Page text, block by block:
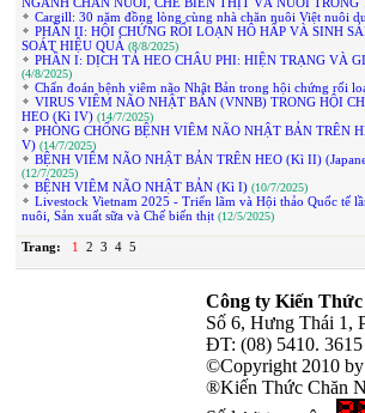
Cargill: 30 năm đồng lòng cùng nhà chăn nuôi Việt nuôi
PHẦN II: HỘI CHỨNG RỐI LOẠN HÔ HẤP VÀ SINH
SOÁT HIỆU QUẢ (8/8/2025)
PHẦN I: DỊCH TẢ HEO CHÂU PHI: HIỆN TRẠNG VÀ
(4/8/2025)
Chẩn đoán bệnh viêm não Nhật Bản trong hội chứng rối
VIRUS VIÊM NÃO NHẬT BẢN (VNNB) TRONG HỘI
HEO (Kì IV) (14/7/2025)
PHÒNG CHỐNG BỆNH VIÊM NÃO NHẬT BẢN TRÊN
V) (14/7/2025)
BỆNH VIÊM NÃO NHẬT BẢN TRÊN HEO (Kì II)
(12/7/2025)
BỆNH VIÊM NÃO NHẬT BẢN (Kì I) (10/7/2025)
Livestock Vietnam 2025 - Triển lãm và Hội thảo Quốc tế
nuôi, Sản xuất sữa và Chế biến thịt (12/5/2025)
Trang: 1 2 3 4 5
Công ty Kiến
Số 6, Hưng Thái 1,
ĐT: (08) 5410.
©Copyright 2010
®Kiến Thức Chăn